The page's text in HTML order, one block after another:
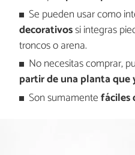
Se pueden usar como
decorativossi integras
troncos o arena.
No necesitas comprar,
partir de una planta que
Son sumamentefáciles